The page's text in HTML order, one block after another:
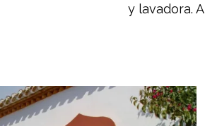
y lavadora.